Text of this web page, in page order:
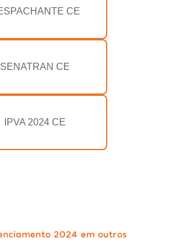
CE
SENATRAN CE
IPVA 2024 CE
2024 em outros